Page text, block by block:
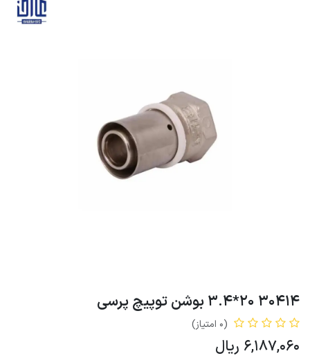
30414 20*3.4 بوشن توپیچ پرسی
(0 امتیاز)
6,187,060 ریال